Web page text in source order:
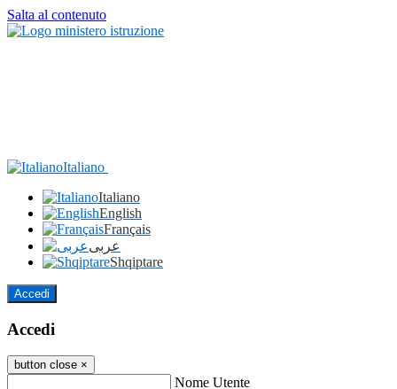
Salta al contenuto
Italiano
Italiano
English
Français
عربى
Shqiptare
Accedi
Accedi
button close ×
Nome Utente